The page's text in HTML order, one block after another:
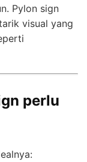
Pylon sign
visual yang
perlu